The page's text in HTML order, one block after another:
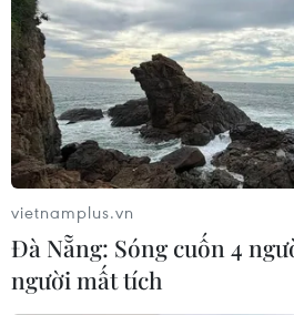
vietnamplus.vn
Đà Nẵng: Sóng cuốn 4
người mất tích